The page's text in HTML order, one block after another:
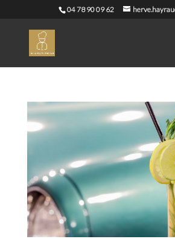
04 78 90 09 62